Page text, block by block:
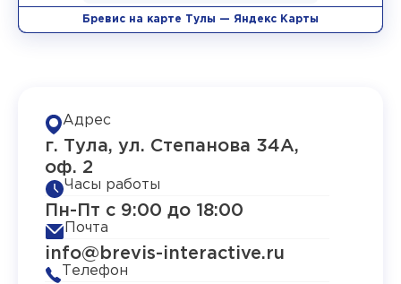
Бревис на карте Тулы — Яндекс Карты
Адрес
г. Тула, ул. Степанова 34А,
оф. 2
Часы работы
Пн-Пт с 9:00 до 18:00
Почта
info@brevis-interactive.ru
Телефон